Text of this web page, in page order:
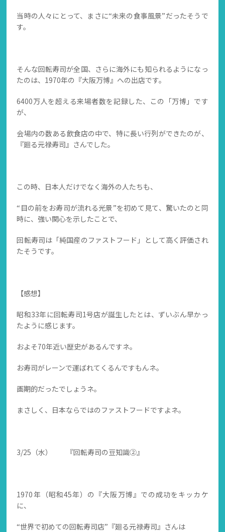
当時の人々にとって、まさに“未来の食事風景”だったそうで
す。
そんな回転寿司が全国、さらに海外にも知られるようになっ
たのは、1970年の『大阪万博』への出店です。
6400万人を超える来場者数を記録した、この「万博」です
が、
会場内の数ある飲食店の中で、特に長い行列ができたのが、
『廻る元禄寿司』さんでした。
この時、日本人だけでなく海外の人たちも、
“目の前をお寿司が流れる光景”を初めて見て、驚いたのと同
時に、強い関心を示したことで、
回転寿司は「純国産のファストフード」として高く評価され
たそうです。
【感想】
昭和33年に回転寿司1号店が誕生したとは、ずいぶん早かっ
たように感じます。
およそ70年近い歴史があるんですネ。
お寿司がレーンで運ばれてくるんですもんネ。
画期的だったでしょうネ。
まさしく、日本ならではのファストフードですよネ。
3/25（水） 『回転寿司の豆知識②』
1970年（昭和45年）の『大阪万博』での成功をキッカケ
に、
“世界で初めての回転寿司店”『廻る元禄寿司』さんは